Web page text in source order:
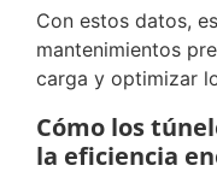
Con estos datos,
mantenimientos
carga y optimizar
Cómo los
la eficiencia